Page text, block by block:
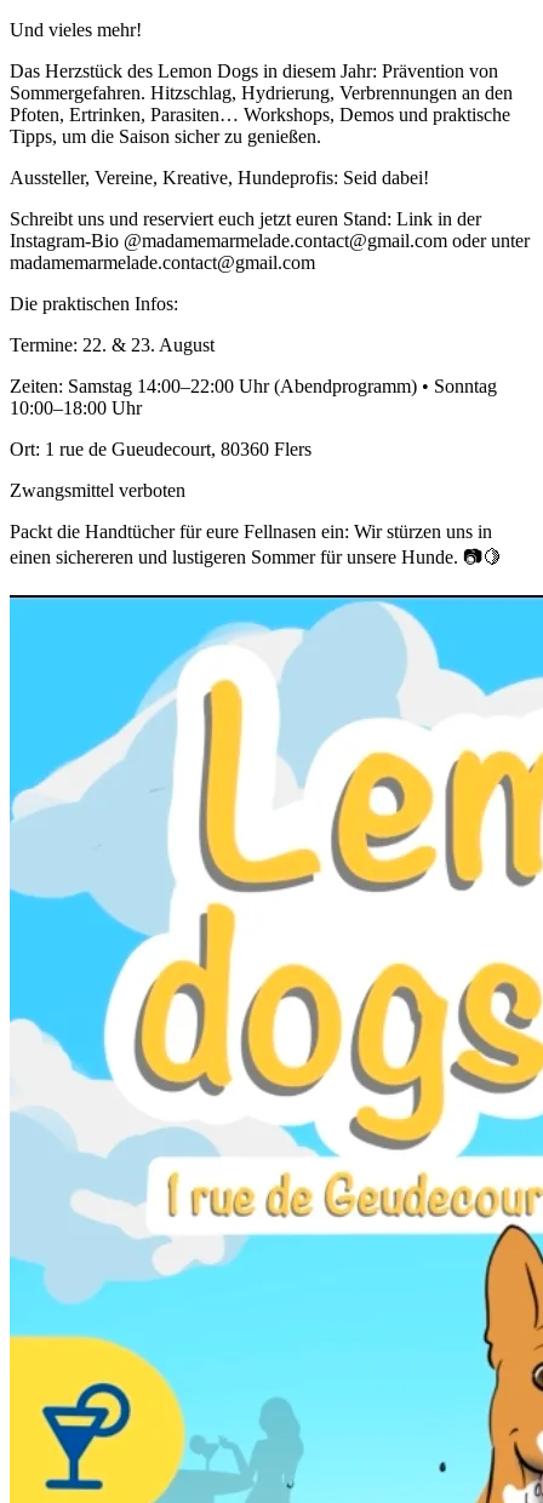
Und vieles mehr!
Das Herzstück des Lemon Dogs in diesem Jahr: Prävention von
Sommergefahren. Hitzschlag, Hydrierung, Verbrennungen an den
Pfoten, Ertrinken, Parasiten… Workshops, Demos und praktische
Tipps, um die Saison sicher zu genießen.
Aussteller, Vereine, Kreative, Hundeprofis: Seid dabei!
Schreibt uns und reserviert euch jetzt euren Stand: Link in der
Instagram-Bio @madamemarmelade.contact@gmail.com oder unter
madamemarmelade.contact@gmail.com
Die praktischen Infos:
Termine: 22. & 23. August
Zeiten: Samstag 14:00–22:00 Uhr (Abendprogramm) • Sonntag
10:00–18:00 Uhr
Ort: 1 rue de Gueudecourt, 80360 Flers
Zwangsmittel verboten
Packt die Handtücher für eure Fellnasen ein: Wir stürzen uns in
einen sichereren und lustigeren Sommer für unsere Hunde. 📷🍋